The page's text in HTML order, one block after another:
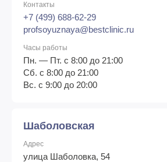
Контакты
+7 (499) 688-62-29
profsoyuznaya@bestclinic.ru
Часы работы
Пн. — Пт. с 8:00 до 21:00
Сб. с 8:00 до 21:00
Вс. с 9:00 до 20:00
Шаболовская
Адрес
улица Шаболовка, 54